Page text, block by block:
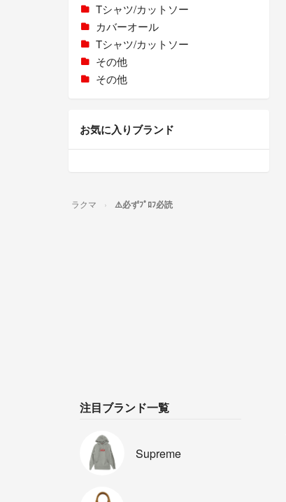
Tシャツ/カットソー
カバーオール
Tシャツ/カットソー
その他
その他
お気に入りブランド
ラクマ ⚠️必ずﾌﾟﾛﾌ必読
注目ブランド一覧
Supreme